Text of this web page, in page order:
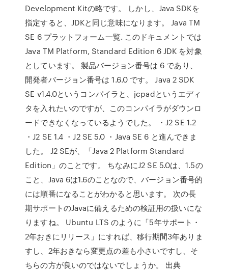
Development Kitの略です。 しかし、Java SDKを
指定すると、JDKと同じ意味になります。 Java TM
SE 6 プラットフォーム一覧. このドキュメントでは
Java TM Platform, Standard Edition 6 JDK を対象
としています。 製品バージョン番号は 6 であり、
開発者バージョン番号は 1.6.0 です。 Java 2 SDK
SE v1.4.0というコンパイラと、jcpadというエディ
タを入れたいのですが、このコンパイラがダウンロ
ードできなくなっているようでした。 ・J2 SE 1.2
・J2 SE 1.4 ・J2 SE 5.0 ・Java SE 6 と進んできま
した。 J2 SEが、「Java 2 Platform Standard
Edition」のことです。 ちなみにJ2 SE 5.0は、1.5の
こと、Java 6は1.6のことなので、バージョン番号的
には順番になることがわかると思います。 次の長
期サポートのJavaに備えるための検証用の扱いにな
りますね。 Ubuntu LTS のように「5年サポート・
2年おきにリリース」にすれば、移行期間3年ありま
すし、2年おきなら変更点の差も小さいですし、そ
ちらの方が良いのではないでしょうか。 出典